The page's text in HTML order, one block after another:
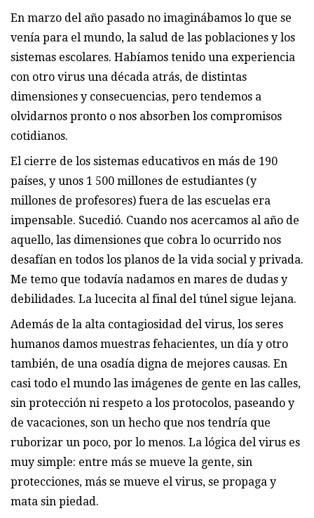
En marzo del año pasado no imaginábamos lo que se
venía para el mundo, la salud de las poblaciones y los
sistemas escolares. Habíamos tenido una experiencia
con otro virus una década atrás, de distintas
dimensiones y consecuencias, pero tendemos a
olvidarnos pronto o nos absorben los compromisos
cotidianos.
El cierre de los sistemas educativos en más de 190
países, y unos 1 500 millones de estudiantes (y
millones de profesores) fuera de las escuelas era
impensable. Sucedió. Cuando nos acercamos al año de
aquello, las dimensiones que cobra lo ocurrido nos
desafían en todos los planos de la vida social y privada.
Me temo que todavía nadamos en mares de dudas y
debilidades. La lucecita al final del túnel sigue lejana.
Además de la alta contagiosidad del virus, los seres
humanos damos muestras fehacientes, un día y otro
también, de una osadía digna de mejores causas. En
casi todo el mundo las imágenes de gente en las calles,
sin protección ni respeto a los protocolos, paseando y
de vacaciones, son un hecho que nos tendría que
ruborizar un poco, por lo menos. La lógica del virus es
muy simple: entre más se mueve la gente, sin
protecciones, más se mueve el virus, se propaga y
mata sin piedad.